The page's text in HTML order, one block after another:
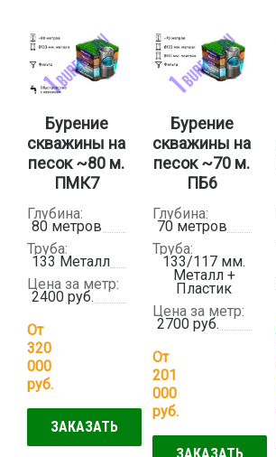
Бурение
скважины на
песок ~80 м.
ПМК7
Глубина:
80 метров
Труба:
133 Металл
Цена за метр:
2400 руб.
От
320
000
руб.
ЗАКАЗАТЬ
Бурение
скважины на
песок ~70 м.
ПБ6
Глубина:
70 метров
Труба:
133/117 мм.
Металл +
Пластик
Цена за метр:
2700 руб.
От
201
000
руб.